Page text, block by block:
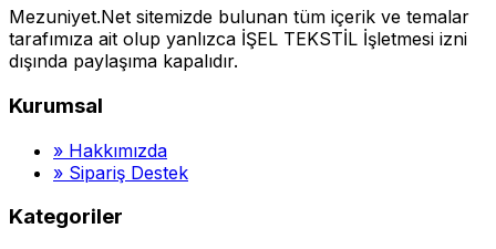
Mezuniyet.Net sitemizde bulunan tüm içerik ve temalar
tarafımıza ait olup yanlızca İŞEL TEKSTİL İşletmesi izni
dışında paylaşıma kapalıdır.
Kurumsal
» Hakkımızda
» Sipariş Destek
Kategoriler